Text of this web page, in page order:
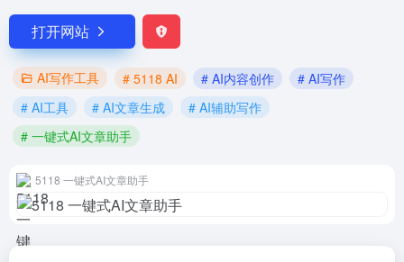
打开网站
AI写作工具 # 5118 AI # AI内容创作
# AI写作
# AI工具
# AI文章生成
# AI辅助写作
# 一键式AI文章助手
5118 一键式AI文章助手